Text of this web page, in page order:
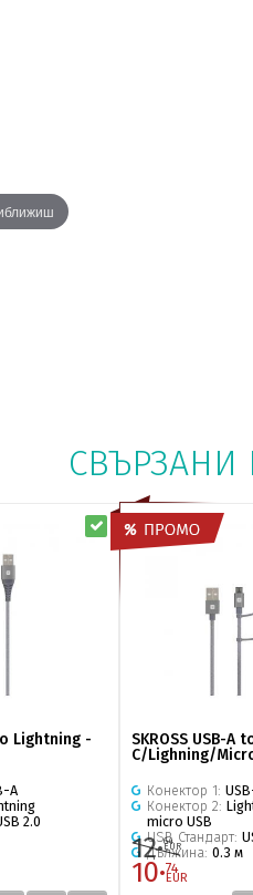
СВЪРЗАНИ
Lightning -
A
2.0
SKROSS USB-A
C/Lighning/
Конектор 1:
Конектор 2:
micro USB
USB Стандарт:
Дължина: 0.3 м
12·64
EUR
10·74
EUR